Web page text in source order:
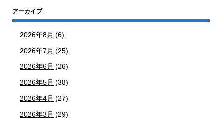
アーカイブ
2026年8月 (6)
2026年7月 (25)
2026年6月 (26)
2026年5月 (38)
2026年4月 (27)
2026年3月 (29)